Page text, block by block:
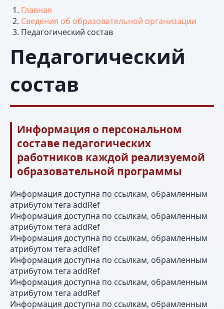
Главная
Сведения об образовательной организации
Педагогический состав
Педагогический
состав
Информация о персональном
составе педагогических
работников каждой реализуемой
образовательной программы
Информация доступна по ссылкам, обрамленным
атрибутом тега addRef
Информация доступна по ссылкам, обрамленным
атрибутом тега addRef
Информация доступна по ссылкам, обрамленным
атрибутом тега addRef
Информация доступна по ссылкам, обрамленным
атрибутом тега addRef
Информация доступна по ссылкам, обрамленным
атрибутом тега addRef
Информация доступна по ссылкам, обрамленным